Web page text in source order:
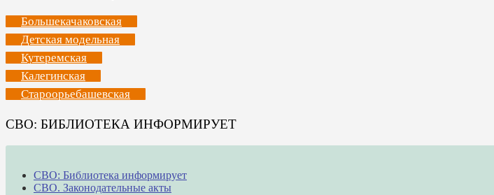
Большекачаковская
Детская модельная
Кутеремская
Калегинская
Староорьебашевская
СВО: БИБЛИОТЕКА ИНФОРМИРУЕТ
СВО: Библиотека информирует
СВО. Законодательные акты